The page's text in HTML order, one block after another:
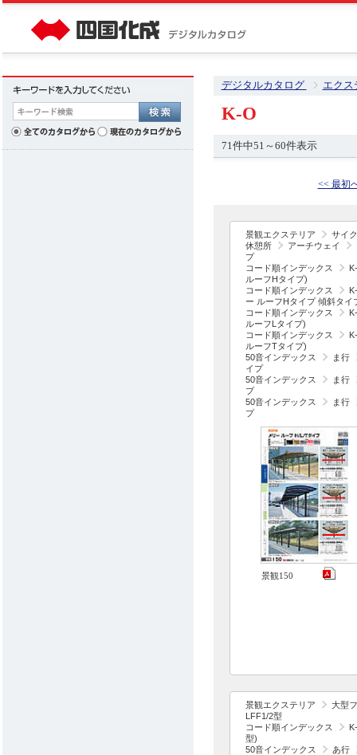
デジタルカタログ エクス
K-O
71件中51～60件表示
<< 最初
景観エクステリア
サイ
休憩所
アーチウェイ
プ
コード順インデックス
ルーフHタイプ)
コード順インデックス
ー ルーフHタイプ 傾斜タイ
コード順インデックス
ルーフLタイプ)
コード順インデックス
ルーフTタイプ)
50音インデックス
ま行
イプ
50音インデックス
ま行
プ
50音インデックス
ま行
プ
景観150
景観エクステリア
大型
LFF1/2型
コード順インデックス
型)
50音インデックス
あ行